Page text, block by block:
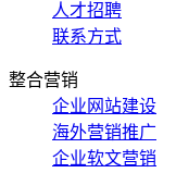
人才招聘
联系方式
整合营销
企业网站建设
海外营销推广
企业软文营销